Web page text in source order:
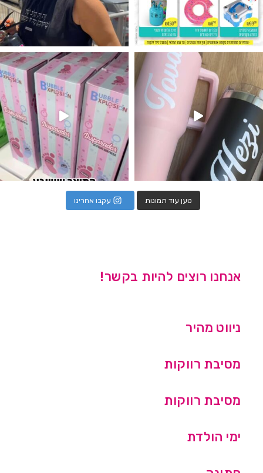
מטף לגילוי מין העובר חזר למלא
טען עוד תמונות עקבו אחרינו
אנחנו רוצים להיות בקשר!
ניווט מהיר
מסיבת רווקות
מסיבת רווקות
ימי הולדת